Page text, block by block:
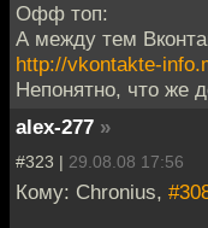
Офф топ:
А между тем
http://vkontakte-
Непонятно, что же
alex-277 »
#323 | 29.08.08 17:56
Кому: Chronius,